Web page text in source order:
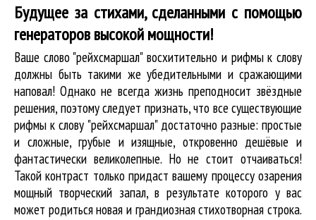
Будущее за стихами, сделанными с помощью
генераторов высокой мощности!
Ваше слово "рейхсмаршал" восхитительно и рифмы к слову
должны быть такими же убедительными и сражающими
наповал! Однако не всегда жизнь преподносит звёздные
решения, поэтому следует признать, что все существующие
рифмы к слову "рейхсмаршал" достаточно разные: простые
и сложные, грубые и изящные, откровенно дешёвые и
фантастически великолепные. Но не стоит отчаиваться!
Такой контраст только придаст вашему процессу озарения
мощный творческий запал, в результате которого у вас
может родиться новая и грандиозная стихотворная строка.